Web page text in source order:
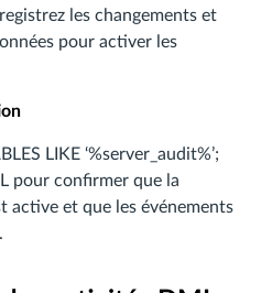
les changements et
pour activer les
LIKE ‘%server_audit%’;
pour confirmer que la
active et que les événements